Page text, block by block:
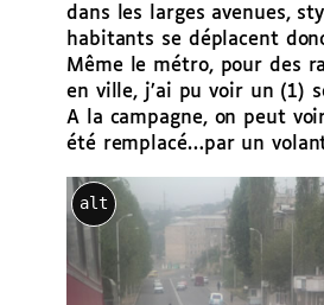
dans les larges avenues,
habitants se déplacent
Même le métro, pour des
en ville, j’ai pu voir un (1)
A la campagne, on peut
été remplacé…par un
alt